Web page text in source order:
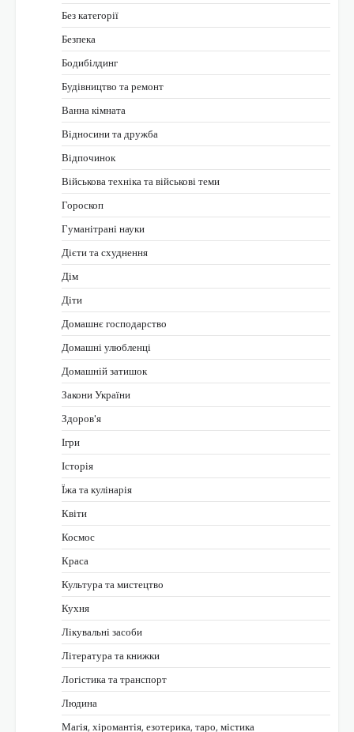
Без категорії
Безпека
Бодибілдинг
Будівництво та ремонт
Ванна кімната
Відносини та дружба
Відпочинок
Військова техніка та військові теми
Гороскоп
Гуманітрані науки
Дієти та схуднення
Дім
Діти
Домашнє господарство
Домашні улюбленці
Домашній затишок
Закони України
Здоров'я
Ігри
Історія
Їжа та кулінарія
Квіти
Космос
Краса
Культура та мистецтво
Кухня
Лікувальні засоби
Література та книжки
Логістика та транспорт
Людина
Магія, хіромантія, езотерика, таро, містика